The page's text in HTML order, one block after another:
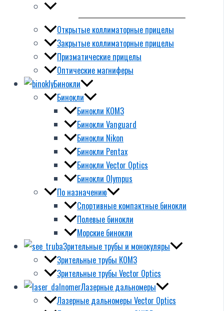
Открытые коллиматорные прицелы
Закрытые коллиматорные прицелы
Призматические прицелы
Оптические магниферы
Бинокли
Бинокли
Бинокли КОМЗ
Бинокли Vanguard
Бинокли Nikon
Бинокли Pentax
Бинокли Vector Optics
Бинокли Olympus
По назначению
Спортивные компактные бинокли
Полевые бинокли
Морские бинокли
Зрительные трубы и монокуляры
Зрительные трубы КОМЗ
Зрительные трубы Vector Optics
Лазерные дальномеры
Лазерные дальномеры Vector Optics